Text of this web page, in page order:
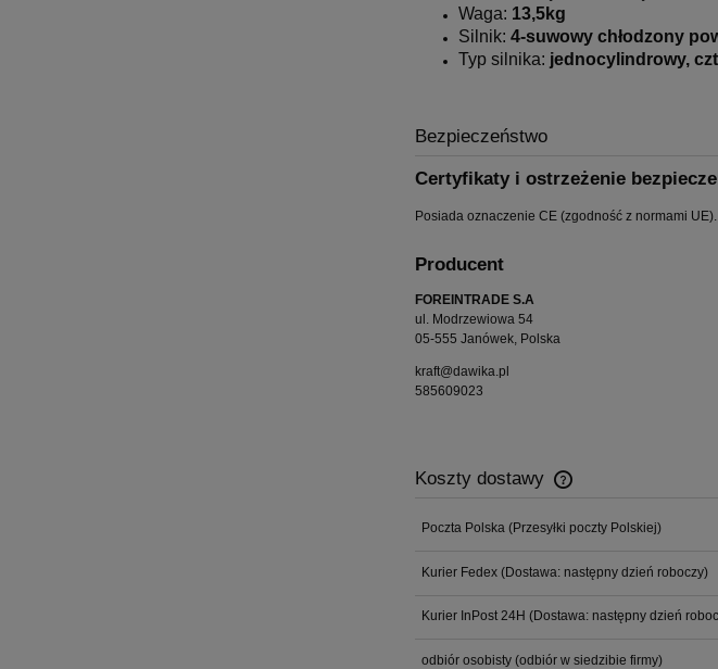
Waga: 13,5kg
Silnik: 4-suwowy chłodzony
Typ silnika: jednocylindrowy,
Bezpieczeństwo
Certyfikaty i ostrzeżenie
Posiada oznaczenie CE (zgodność z normami UE).
Producent
FOREINTRADE S.A
ul. Modrzewiowa 54
05-555 Janówek, Polska
kraft@dawika.pl
585609023
Koszty dostawy
Cena nie zawiera
Poczta Polska (Przesyłki poczty Polskiej)
Kurier Fedex (Dostawa: następny dzień roboczy)
Kurier InPost 24H (Dostawa: następny dzień
odbiór osobisty (odbiór w siedzibie firmy)